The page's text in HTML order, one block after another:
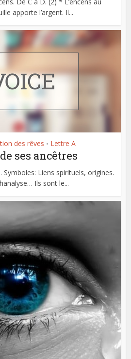
apporte l’argent. Il...
des rêves • Lettre A
ses ancêtres
Symboles: Liens spirituels, origines.
Ils sont le...